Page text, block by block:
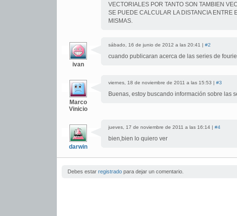
VECTORIALES POR TANTO SON TAMBIEN
SE PUEDE CALCULAR LA DISTANCIA ENTRE
MISMAS.
ivan
sábado, 16 de junio de 2012 a las 20:41 | #2
cuando publicaran acerca de las series de
Marco
Vinicio
viernes, 18 de noviembre de 2011 a las 15:53 | #3
Buenas, estoy buscando información sobre las
darwin
jueves, 17 de noviembre de 2011 a las 16:14 | #4
bien,bien lo quiero ver
Debes estar registrado para dejar un comentario.